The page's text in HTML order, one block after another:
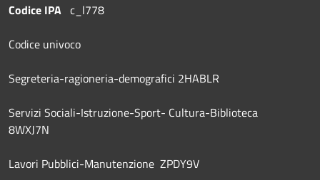
Codice IPA c_l778
Codice univoco
Segreteria-ragioneria-demografici 2HABLR
Servizi Sociali-Istruzione-Sport- Cultura-Biblioteca
8WXJ7N
Lavori Pubblici-Manutenzione ZPDY9V